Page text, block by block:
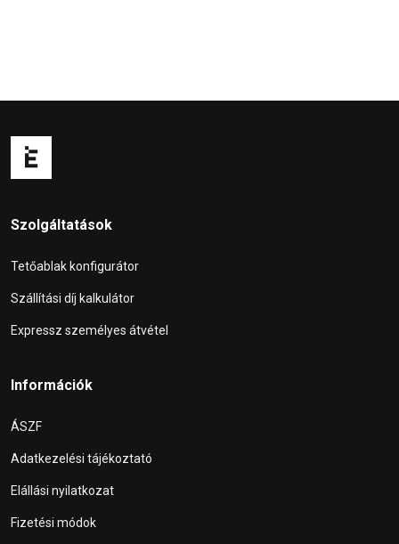
Szolgáltatások
Tetőablak konfigurátor
Szállítási díj kalkulátor
Expressz személyes átvétel
Információk
ÁSZF
Adatkezelési tájékoztató
Elállási nyilatkozat
Fizetési módok